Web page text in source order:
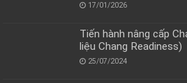
17/01/2026
Tiến hành nâng cấp
liệu Chang Readiness)
25/07/2024